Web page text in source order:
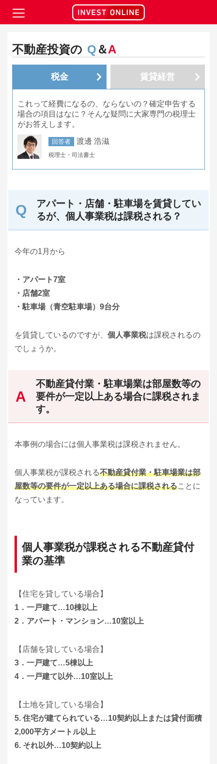
不動産投資の Q ＆A
税金 賃貸経営
これって経費になるの、ならないの？確定申告する
場合の項目はなに？そんな疑問に大家専門の税理士
がお答えします。
回答者 渡邊 浩滋
税理士・司法書士
アパート・店舗・駐車場を賃貸してい
るが、個人事業税は課税される？
今年の1月から
・アパート7室
・店舗2室
・駐車場（青空駐車場）9台分
を賃貸しているのですが、 個人事業税は課税されるの
でしょうか。
不動産貸付業・駐車場業は部屋数等の
要件が一定以上ある場合に課税されま
す。
本事例の場合には個人事業税は課税されません。
個人事業税が課税される不動産貸付業・駐車場業は部
屋数等の要件が一定以上ある場合に課税されることに
なっています。
個人事業税が課税される不動産貸付
業の基準
【住宅を貸している場合】
1．一戸建て…10棟以上
2．アパート・マンション…10室以上
【店舗を貸している場合】
3．一戸建て…5棟以上
4．一戸建て以外…10室以上
【土地を貸している場合】
5. 住宅が建てられている…10契約以上または貸付面積
2,000平方メートル以上
6. それ以外…10契約以上